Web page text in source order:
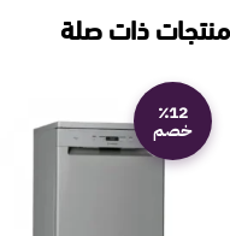
منتجات ذات صلة
٪12
خصم